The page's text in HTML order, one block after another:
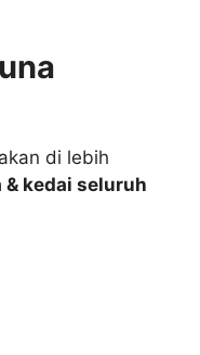
di lebih
kedai seluruh